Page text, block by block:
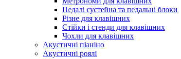
Педалі сустейна та педальні блоки
Різне для клавішних
Стійки і стенди для клавішних
Чохли для клавішних
Акустичні піаніно
Акустичні роялі